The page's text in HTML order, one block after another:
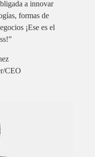
a innovar
formas de
¡Ese es el
CEO